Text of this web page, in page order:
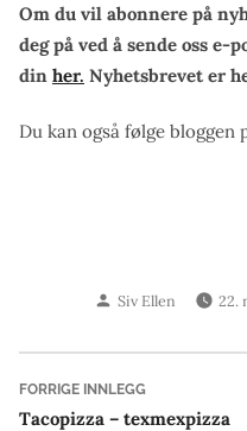
Om du vil abonnere på
deg på ved å sende oss e-
din her. Nyhetsbrevet er
Du kan også følge bloggen
Skrevet
Siv Ellen 22.
FORRIGE INNLEGGForrige
innlegg:
Tacopizza – texmexpizza